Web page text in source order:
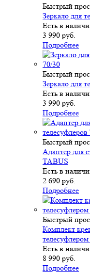
Быстрый
Зеркало для
Есть в
3 990 руб.
Подробнее
Быстрый
Зеркало для
Есть в
3 990 руб.
Подробнее
Быстрый
Адаптер для
TABUS
Есть в
2 690 руб.
Подробнее
Быстрый
Комплект
Есть в
8 990 руб.
Подробнее